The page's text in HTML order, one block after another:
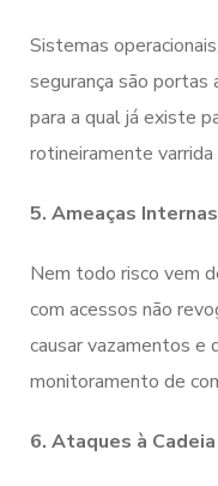
Sistemas
segurança são
para a qual já existe
rotineiramente
5. Ameaças
Nem todo risco vem
com acessos não
causar vazamentos e
monitoramento de
6. Ataques à